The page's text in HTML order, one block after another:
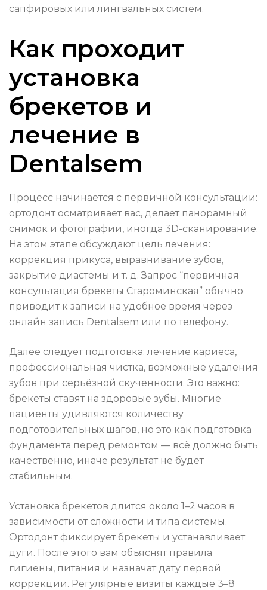
сапфировых или лингвальных систем.
Как проходит
установка
брекетов и
лечение в
Dentalsem
Процесс начинается с первичной консультации:
ортодонт осматривает вас, делает панорамный
снимок и фотографии, иногда 3D-сканирование.
На этом этапе обсуждают цель лечения:
коррекция прикуса, выравнивание зубов,
закрытие диастемы и т. д. Запрос “первичная
консультация брекеты Староминская” обычно
приводит к записи на удобное время через
онлайн запись Dentalsem или по телефону.
Далее следует подготовка: лечение кариеса,
профессиональная чистка, возможные удаления
зубов при серьёзной скученности. Это важно:
брекеты ставят на здоровые зубы. Многие
пациенты удивляются количеству
подготовительных шагов, но это как подготовка
фундамента перед ремонтом — всё должно быть
качественно, иначе результат не будет
стабильным.
Установка брекетов длится около 1–2 часов в
зависимости от сложности и типа системы.
Ортодонт фиксирует брекеты и устанавливает
дуги. После этого вам объяснят правила
гигиены, питания и назначат дату первой
коррекции. Регулярные визиты каждые 3–8